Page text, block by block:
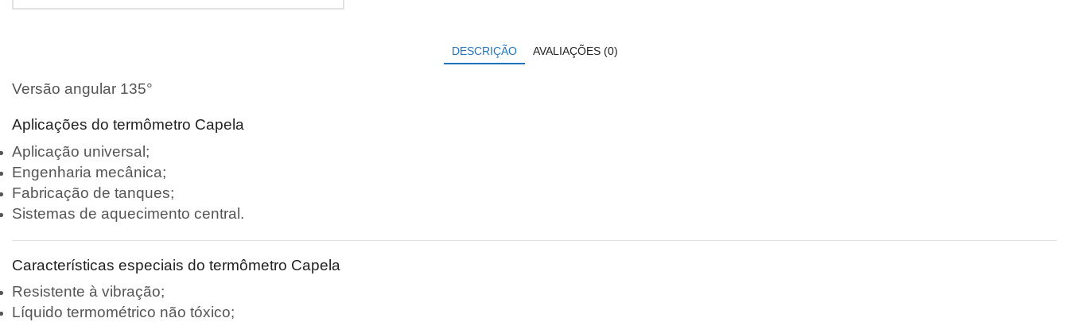
DESCRIÇÃO AVALIAÇÕES (0)
Versão angular 135°
Aplicações do termômetro Capela
Aplicação universal;
Engenharia mecânica;
Fabricação de tanques;
Sistemas de aquecimento central.
Características especiais do termômetro Capela
Resistente à vibração;
Líquido termométrico não tóxico;